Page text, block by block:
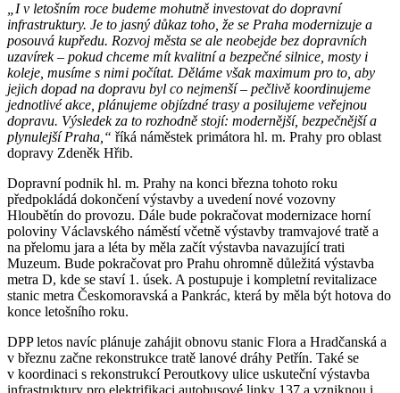
„I v letošním roce budeme mohutně investovat do dopravní
infrastruktury. Je to jasný důkaz toho, že se Praha modernizuje a
posouvá kupředu. Rozvoj města se ale neobejde bez dopravních
uzavírek – pokud chceme mít kvalitní a bezpečné silnice, mosty i
koleje, musíme s nimi počítat. Děláme však maximum pro to, aby
jejich dopad na dopravu byl co nejmenší – pečlivě koordinujeme
jednotlivé akce, plánujeme objízdné trasy a posilujeme veřejnou
dopravu. Výsledek za to rozhodně stojí: modernější, bezpečnější a
plynulejší Praha,“ říká náměstek primátora hl. m. Prahy pro oblast
dopravy Zdeněk Hřib.
Dopravní podnik hl. m. Prahy na konci března tohoto roku
předpokládá dokončení výstavby a uvedení nové vozovny
Hloubětín do provozu. Dále bude pokračovat modernizace horní
poloviny Václavského náměstí včetně výstavby tramvajové tratě a
na přelomu jara a léta by měla začít výstavba navazující trati
Muzeum. Bude pokračovat pro Prahu ohromně důležitá výstavba
metra D, kde se staví 1. úsek. A postupuje i kompletní revitalizace
stanic metra Českomoravská a Pankrác, která by měla být hotova do
konce letošního roku.
DPP letos navíc plánuje zahájit obnovu stanic Flora a Hradčanská a
v březnu začne rekonstrukce tratě lanové dráhy Petřín. Také se
v koordinaci s rekonstrukcí Peroutkovy ulice uskuteční výstavba